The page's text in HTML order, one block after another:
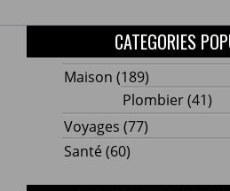
CATEGORIES
Maison (189)
Plombier(41)
Voyages (77)
Santé (60)